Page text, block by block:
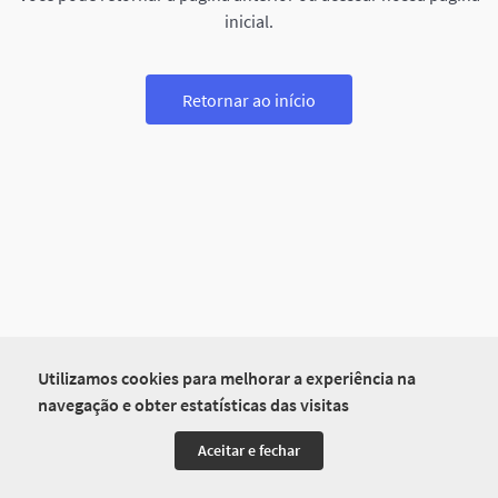
Utilizamos cookies para melhorar a experiência na
navegação e obter estatísticas das visitas
Aceitar e fechar
inicial.
Retornar ao início